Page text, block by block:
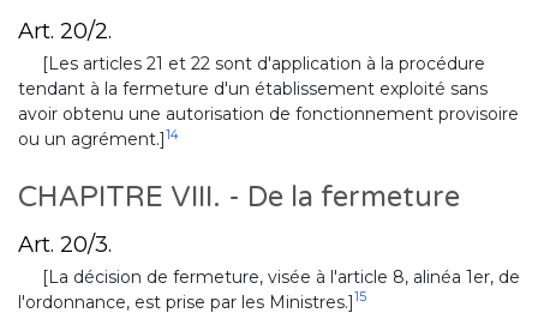
Art. 20/2.
[Les articles 21 et 22 sont d'application à la procédure
tendant à la fermeture d'un établissement exploité sans
avoir obtenu une autorisation de fonctionnement provisoire
ou un agrément.]14
CHAPITRE VIII. - De la fermeture
Art. 20/3.
[La décision de fermeture, visée à l'article 8, alinéa 1er, de
l'ordonnance, est prise par les Ministres.]15